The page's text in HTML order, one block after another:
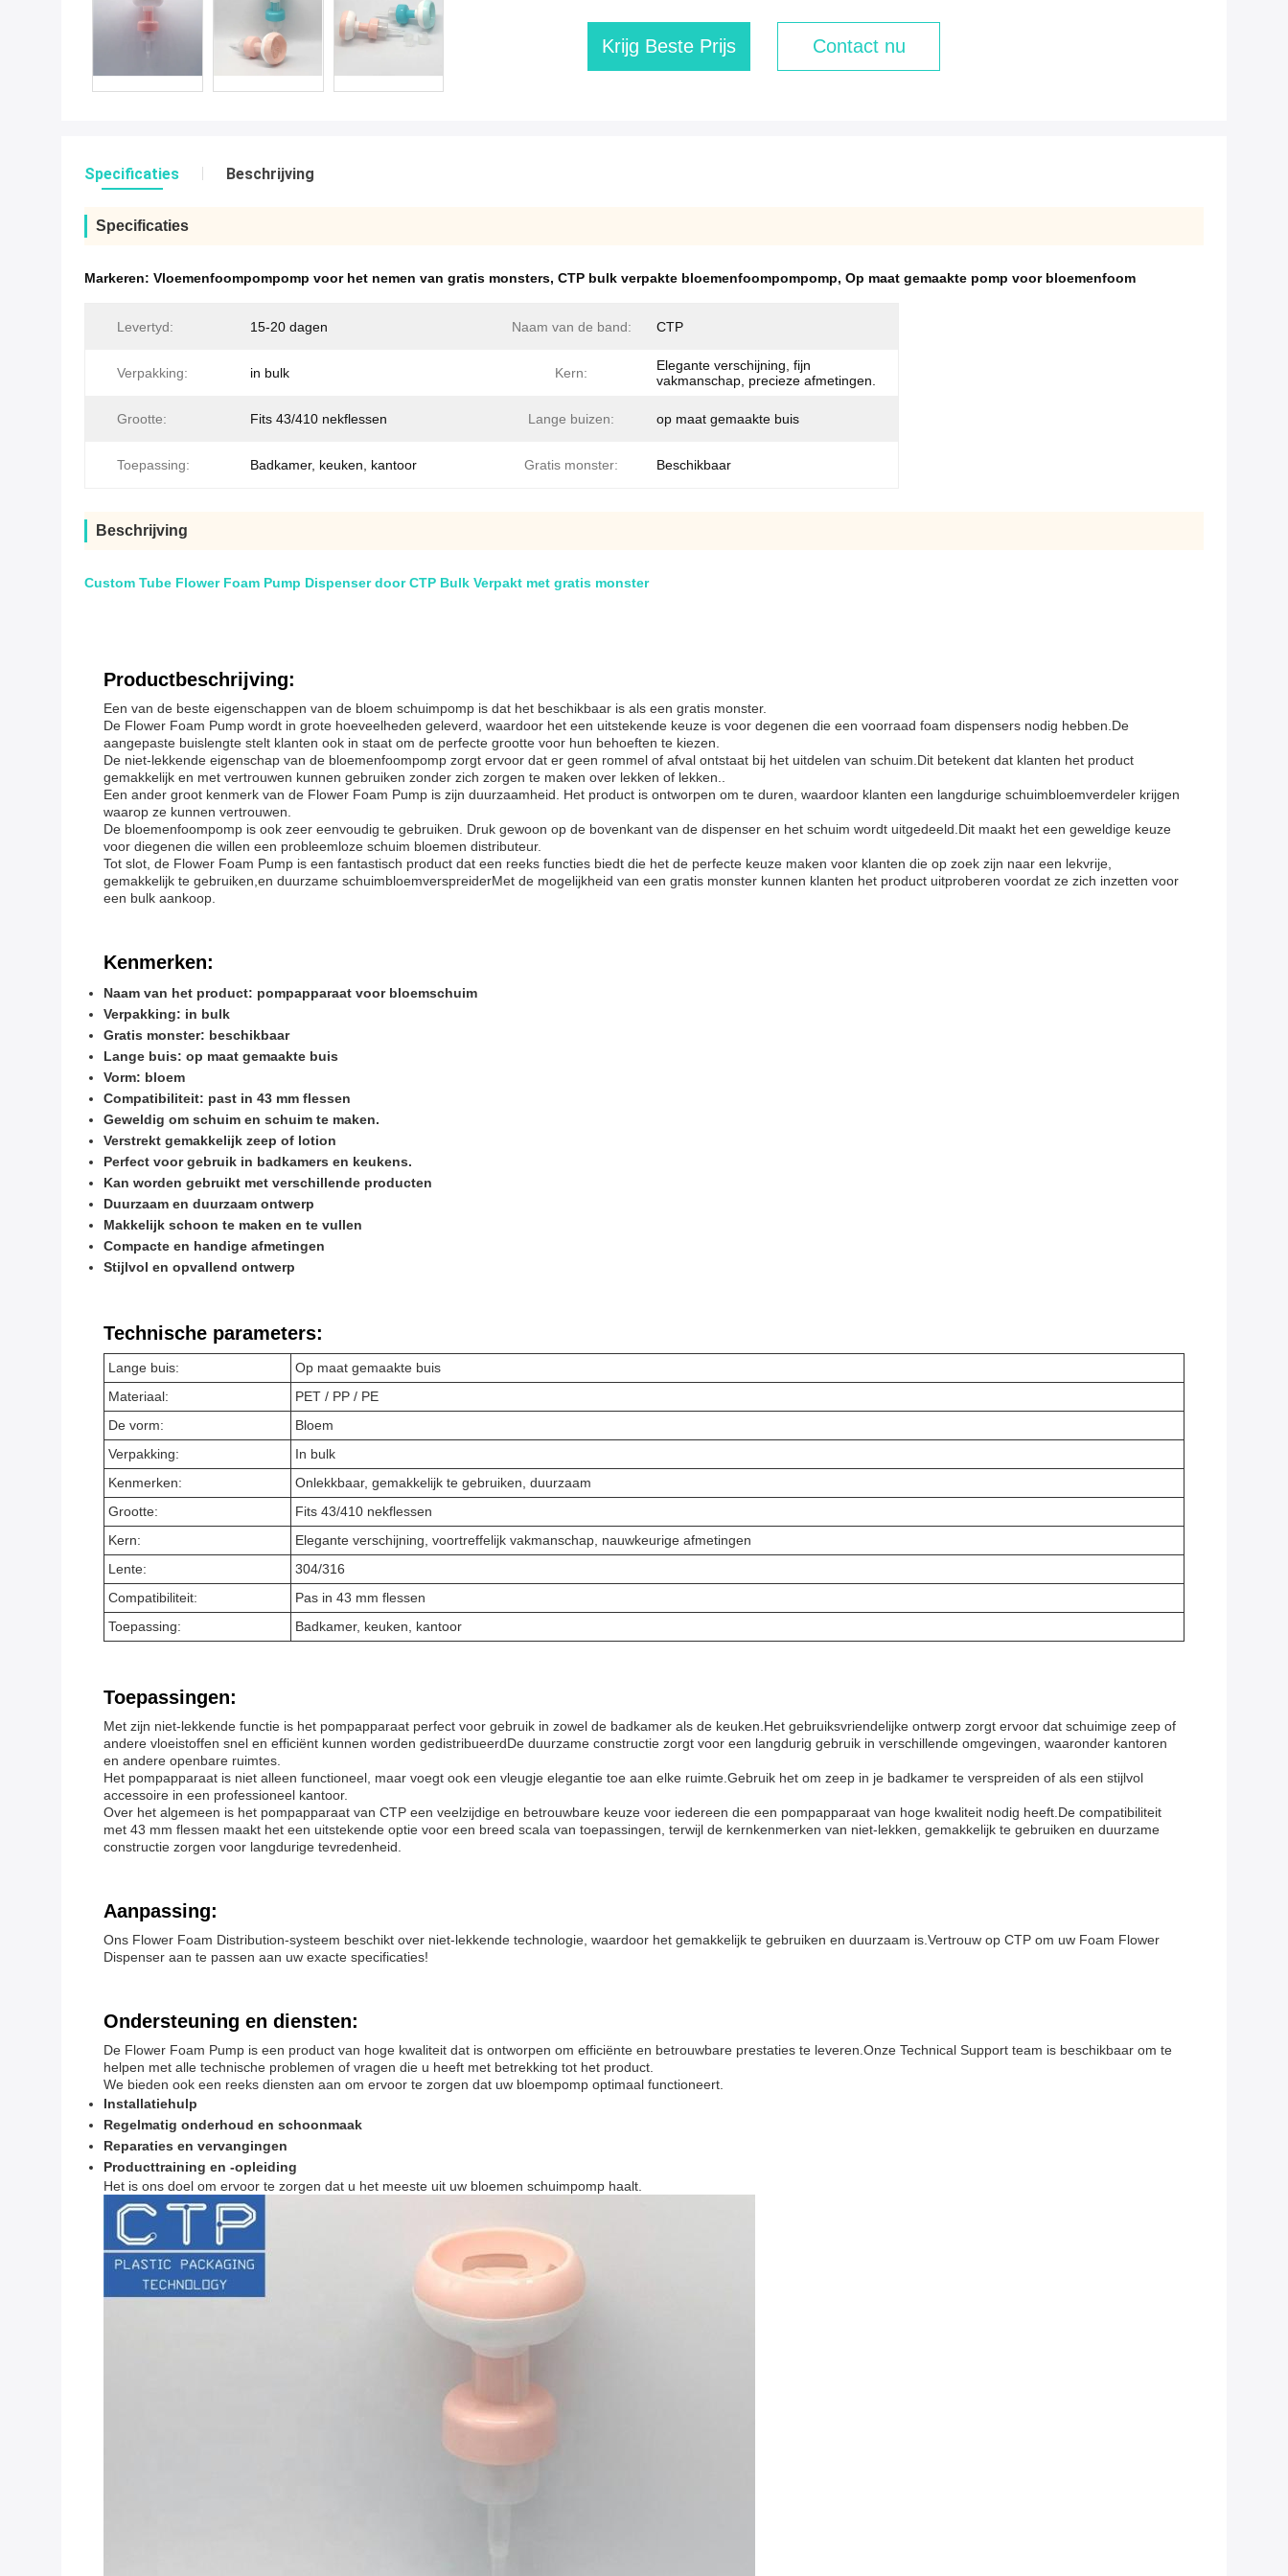
Krijg Beste Prijs Contact nu
Specificaties Beschrijving
Specificaties
Markeren: Vloemenfoompompomp voor het nemen van gratis monsters, CTP bulk verpakte bloemenfoompompomp, Op maat gemaakte pomp voor bloemenfoom
Levertyd: 15-20 dagen Naam van de band: CTP
Verpakking: in bulk Kern:
Elegante verschijning, fijn
vakmanschap, precieze afmetingen.
Grootte: Fits 43/410 nekflessen Lange buizen: op maat gemaakte buis
Toepassing: Badkamer, keuken, kantoor Gratis monster: Beschikbaar
Beschrijving
Custom Tube Flower Foam Pump Dispenser door CTP Bulk Verpakt met gratis monster
Productbeschrijving:
Een van de beste eigenschappen van de bloem schuimpomp is dat het beschikbaar is als een gratis monster.
De Flower Foam Pump wordt in grote hoeveelheden geleverd, waardoor het een uitstekende keuze is voor degenen die een voorraad foam dispensers nodig hebben.De
aangepaste buislengte stelt klanten ook in staat om de perfecte grootte voor hun behoeften te kiezen.
De niet-lekkende eigenschap van de bloemenfoompomp zorgt ervoor dat er geen rommel of afval ontstaat bij het uitdelen van schuim.Dit betekent dat klanten het product
gemakkelijk en met vertrouwen kunnen gebruiken zonder zich zorgen te maken over lekken of lekken..
Een ander groot kenmerk van de Flower Foam Pump is zijn duurzaamheid. Het product is ontworpen om te duren, waardoor klanten een langdurige schuimbloemverdeler krijgen
waarop ze kunnen vertrouwen.
De bloemenfoompomp is ook zeer eenvoudig te gebruiken. Druk gewoon op de bovenkant van de dispenser en het schuim wordt uitgedeeld.Dit maakt het een geweldige keuze
voor diegenen die willen een probleemloze schuim bloemen distributeur.
Tot slot, de Flower Foam Pump is een fantastisch product dat een reeks functies biedt die het de perfecte keuze maken voor klanten die op zoek zijn naar een lekvrije,
gemakkelijk te gebruiken,en duurzame schuimbloemverspreiderMet de mogelijkheid van een gratis monster kunnen klanten het product uitproberen voordat ze zich inzetten voor
een bulk aankoop.
Kenmerken:
Naam van het product: pompapparaat voor bloemschuim
Verpakking: in bulk
Gratis monster: beschikbaar
Lange buis: op maat gemaakte buis
Vorm: bloem
Compatibiliteit: past in 43 mm flessen
Geweldig om schuim en schuim te maken.
Verstrekt gemakkelijk zeep of lotion
Perfect voor gebruik in badkamers en keukens.
Kan worden gebruikt met verschillende producten
Duurzaam en duurzaam ontwerp
Makkelijk schoon te maken en te vullen
Compacte en handige afmetingen
Stijlvol en opvallend ontwerp
Technische parameters:
Lange buis:
Op maat gemaakte buis
Materiaal:
PET / PP / PE
De vorm:
Bloem
Verpakking:
In bulk
Kenmerken:
Onlekkbaar, gemakkelijk te gebruiken, duurzaam
Grootte:
Fits 43/410 nekflessen
Kern:
Elegante verschijning, voortreffelijk vakmanschap, nauwkeurige afmetingen
Lente:
304/316
Compatibiliteit:
Pas in 43 mm flessen
Toepassing:
Badkamer, keuken, kantoor
Toepassingen:
Met zijn niet-lekkende functie is het pompapparaat perfect voor gebruik in zowel de badkamer als de keuken.Het gebruiksvriendelijke ontwerp zorgt ervoor dat schuimige zeep of
andere vloeistoffen snel en efficiënt kunnen worden gedistribueerdDe duurzame constructie zorgt voor een langdurig gebruik in verschillende omgevingen, waaronder kantoren
en andere openbare ruimtes.
Het pompapparaat is niet alleen functioneel, maar voegt ook een vleugje elegantie toe aan elke ruimte.Gebruik het om zeep in je badkamer te verspreiden of als een stijlvol
accessoire in een professioneel kantoor.
Over het algemeen is het pompapparaat van CTP een veelzijdige en betrouwbare keuze voor iedereen die een pompapparaat van hoge kwaliteit nodig heeft.De compatibiliteit
met 43 mm flessen maakt het een uitstekende optie voor een breed scala van toepassingen, terwijl de kernkenmerken van niet-lekken, gemakkelijk te gebruiken en duurzame
constructie zorgen voor langdurige tevredenheid.
Aanpassing:
Ons Flower Foam Distribution-systeem beschikt over niet-lekkende technologie, waardoor het gemakkelijk te gebruiken en duurzaam is.Vertrouw op CTP om uw Foam Flower
Dispenser aan te passen aan uw exacte specificaties!
Ondersteuning en diensten:
De Flower Foam Pump is een product van hoge kwaliteit dat is ontworpen om efficiënte en betrouwbare prestaties te leveren.Onze Technical Support team is beschikbaar om te
helpen met alle technische problemen of vragen die u heeft met betrekking tot het product.
We bieden ook een reeks diensten aan om ervoor te zorgen dat uw bloempomp optimaal functioneert.
Installatiehulp
Regelmatig onderhoud en schoonmaak
Reparaties en vervangingen
Producttraining en -opleiding
Het is ons doel om ervoor te zorgen dat u het meeste uit uw bloemen schuimpomp haalt.